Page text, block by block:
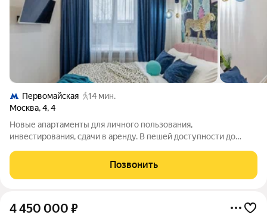
Первомайская
14 мин.
Москва,4,4
Новые апартаменты для личного пользования,
инвестирования, сдачи в аренду. В пешей доступности до
входной группой в помещения-студии.
Позвонить
4 450 000 ₽